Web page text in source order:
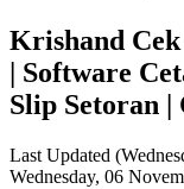
Krishand
| Software
Slip Setoran |
Last Updated
Wednesday, 06